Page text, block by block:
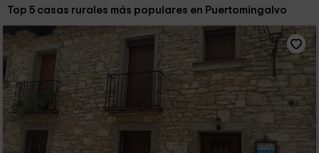
Ordenar por:
Top 5 casas rurales más populares en Puertomingalvo